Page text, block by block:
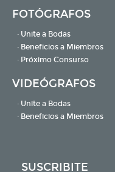
FOTÓGRAFOS
· Unite a Bodas
· Beneficios a Miembros
· Próximo Consurso
VIDEÓGRAFOS
· Unite a Bodas
· Beneficios a Miembros
SUSCRIBITE